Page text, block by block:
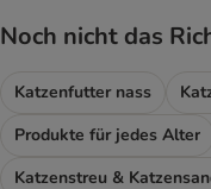
Noch nicht das
Katzenfutter nass
Produkte für jedes Alter
Katzenstreu &